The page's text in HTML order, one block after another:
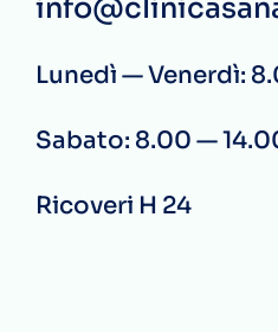
Lunedì — Venerdì:
Sabato: 8.00 —
Ricoveri H 24